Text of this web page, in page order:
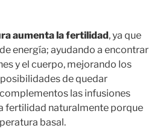
aumenta la fertilidad, ya que
energía; ayudando a encontrar
y el cuerpo, mejorando los
de quedar
las infusiones
fertilidad naturalmente porque
basal.